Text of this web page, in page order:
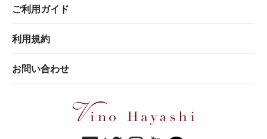
ご利用ガイド
利用規約
お問い合わせ